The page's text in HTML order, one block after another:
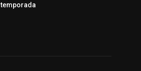
temporada